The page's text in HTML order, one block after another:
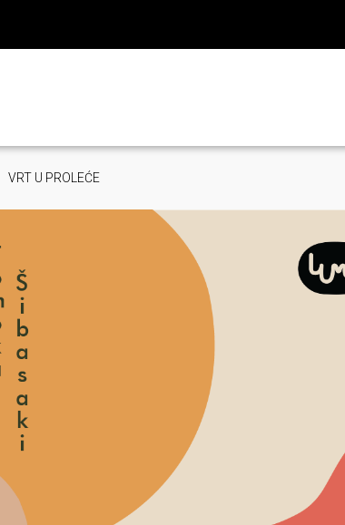
VRT U PROLEĆE